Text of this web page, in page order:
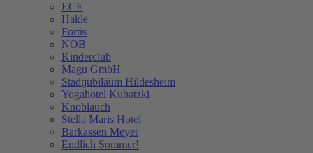
ECE
Hakle
Fortis
NOB
Kinderclub
Magu GmbH
Stadtjubiläum Hildesheim
Yogahotel Kubatzki
Knoblauch
Stella Maris Hotel
Barkassen Meyer
Endlich Sommer!